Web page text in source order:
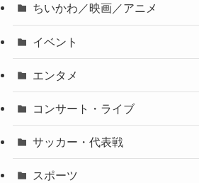
ちいかわ／映画／アニメ
イベント
エンタメ
コンサート・ライブ
サッカー・代表戦
スポーツ